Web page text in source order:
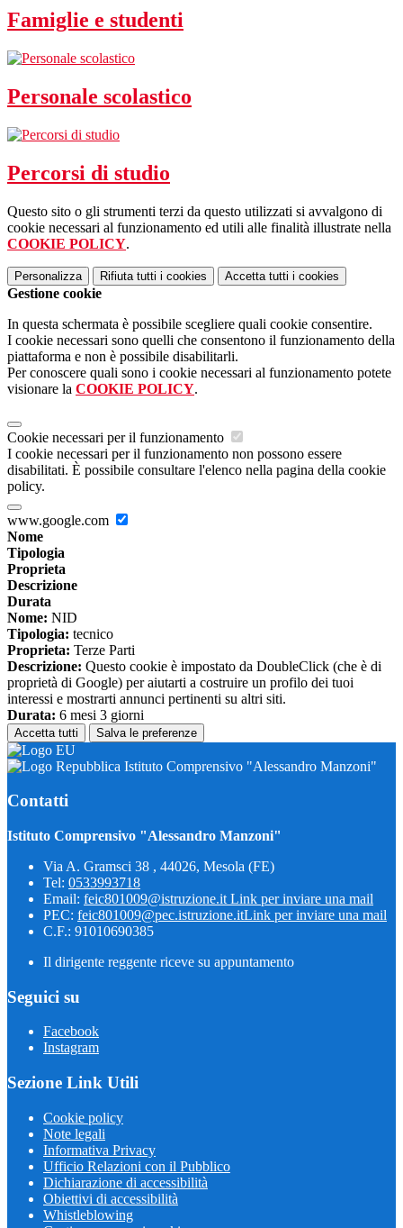
Famiglie e studenti
Personale scolastico
Percorsi di studio
Questo sito o gli strumenti terzi da questo utilizzati si avvalgono di
cookie necessari al funzionamento ed utili alle finalità illustrate nella
COOKIE POLICY.
Personalizza Rifiuta tutti i cookies Accetta tutti i cookies
Gestione cookie
In questa schermata è possibile scegliere quali cookie consentire.
I cookie necessari sono quelli che consentono il funzionamento della
piattaforma e non è possibile disabilitarli.
Per conoscere quali sono i cookie necessari al funzionamento potete
visionare la COOKIE POLICY.
Cookie necessari per il funzionamento
I cookie necessari per il funzionamento non possono essere
disabilitati. È possibile consultare l'elenco nella pagina della cookie
policy.
www.google.com
Nome
Tipologia
Proprieta
Descrizione
Durata
Nome: NID
Tipologia: tecnico
Proprieta: Terze Parti
Descrizione: Questo cookie è impostato da DoubleClick (che è di
proprietà di Google) per aiutarti a costruire un profilo dei tuoi
interessi e mostrarti annunci pertinenti su altri siti.
Durata: 6 mesi 3 giorni
Accetta tutti Salva le preferenze
Istituto Comprensivo "Alessandro Manzoni"
Contatti
Istituto Comprensivo "Alessandro Manzoni"
Via A. Gramsci 38 , 44026, Mesola (FE)
Tel: 0533993718
Email: feic801009@istruzione.it Link per inviare una mail
PEC: feic801009@pec.istruzione.itLink per inviare una mail
C.F.: 91010690385
Il dirigente reggente riceve su appuntamento
Seguici su
Facebook
Instagram
Sezione Link Utili
Cookie policy
Note legali
Informativa Privacy
Ufficio Relazioni con il Pubblico
Dichiarazione di accessibilità
Obiettivi di accessibilità
Whistleblowing